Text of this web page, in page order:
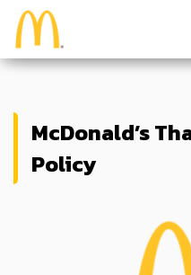
McDonald’s
Policy